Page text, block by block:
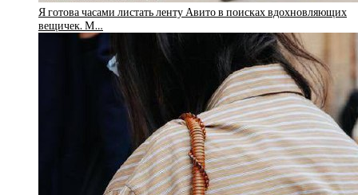
Я готова часами листать ленту Авито в поисках вдохновляющих
вещичек. М…